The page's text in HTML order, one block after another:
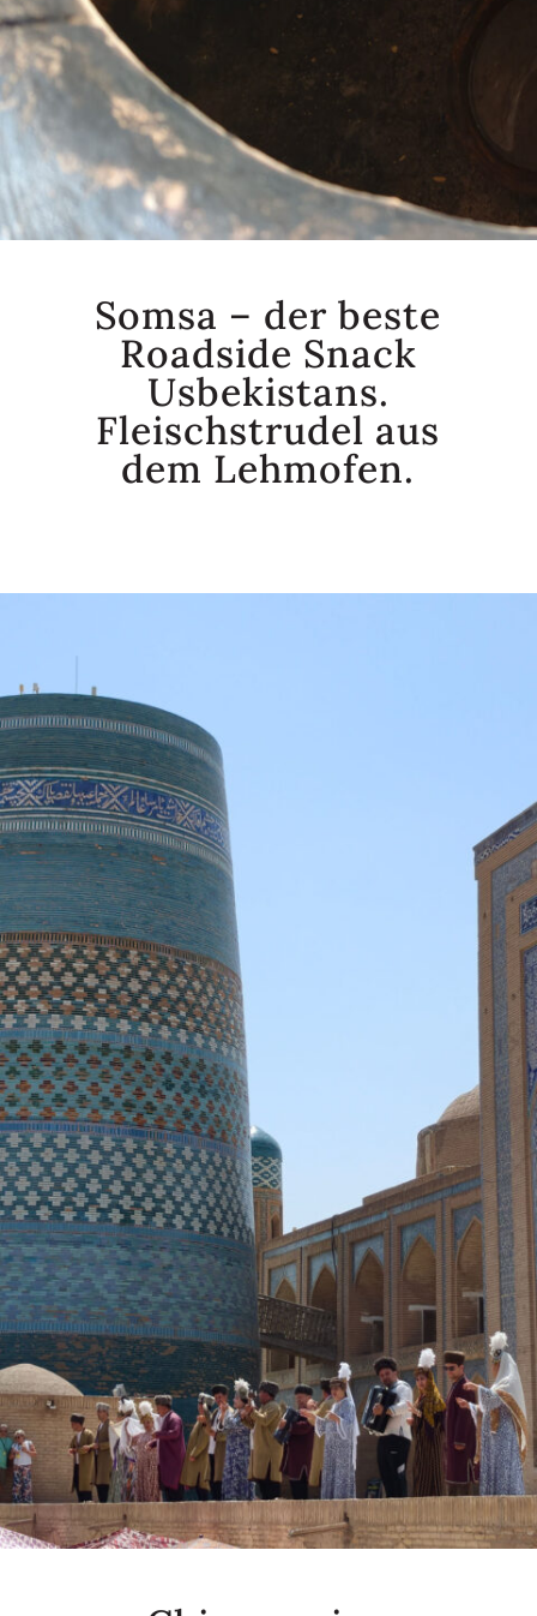
Somsa – der beste
Roadside Snack
Usbekistans.
Fleischstrudel aus
dem Lehmofen.